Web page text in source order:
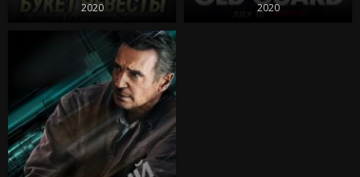
2020 2020